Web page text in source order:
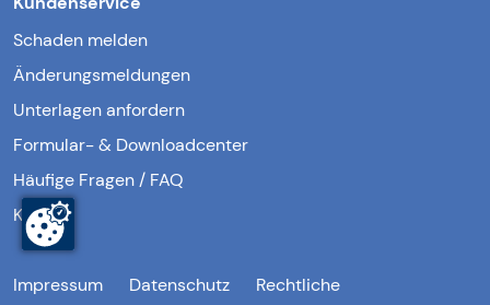
Schaden melden
Änderungsmeldungen
Unterlagen anfordern
Formular- & Downloadcenter
Häufige Fragen / FAQ
Kontakt
Impressum Datenschutz
Rechtliche